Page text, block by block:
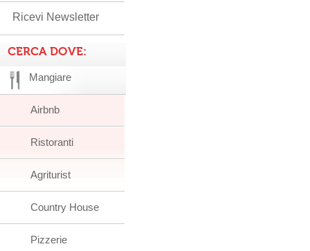
Ricevi Newsletter
CERCA DOVE:
Mangiare
Airbnb
Ristoranti
Agriturist
Country House
Pizzerie